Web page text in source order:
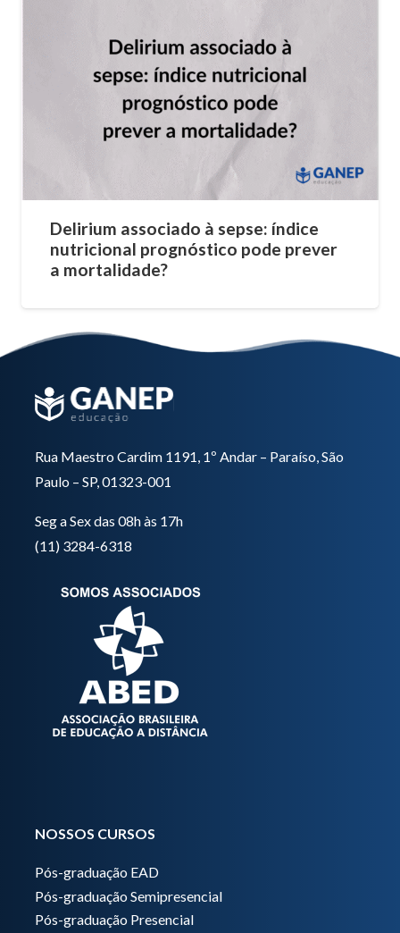
Delirium associado à sepse: índice
nutricional prognóstico pode prever
a mortalidade?
Rua Maestro Cardim 1191, 1º Andar – Paraíso, São
Paulo – SP, 01323-001
Seg a Sex das 08h às 17h
(11) 3284-6318
NOSSOS CURSOS
Pós-graduação EAD
Pós-graduação Semipresencial
Pós-graduação Presencial